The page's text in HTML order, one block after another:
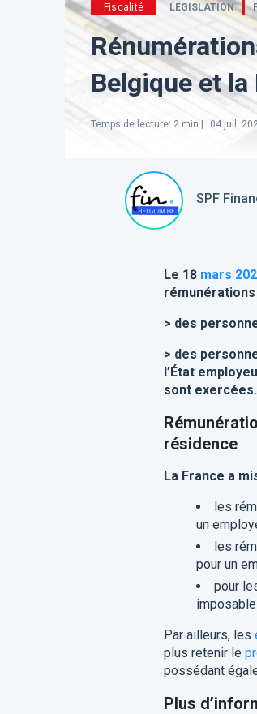
Fiscalité LÉGISLATION
Belgique et la
Temps de lecture: 2 min | 04 juil.
SPF
Le 18 mars
rémunérations
> des
> des
l’État
sont exercées.
résidence
La France a
les
un
les
pour un
pour
Par ailleurs, les
plus retenir le
possédant
Plus